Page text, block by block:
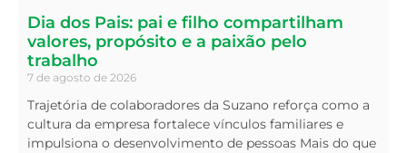
Dia dos Pais: pai e filho compartilham
valores, propósito e a paixão pelo
trabalho
7 de agosto de 2026
Trajetória de colaboradores da Suzano reforça como a
cultura da empresa fortalece vínculos familiares e
impulsiona o desenvolvimento de pessoas Mais do que